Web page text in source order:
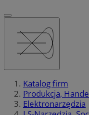
Katalog firm
Produkcja,
Elektronarzędzia